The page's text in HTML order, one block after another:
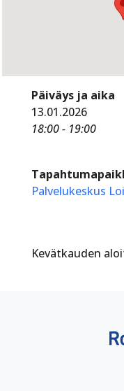
Päiväys ja aika
13.01.2026
18:00 - 19:00
Palvelukeskus
Kevätkauden